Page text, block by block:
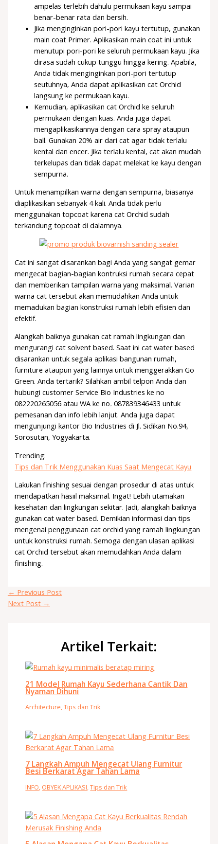
ampelas terlebih dahulu permukaan kayu sampai
benar-benar rata dan bersih.
Jika menginginkan pori-pori kayu tertutup, gunakan
main coat Primer. Aplikasikan main coat ini untuk
menutupi pori-pori ke seluruh permukaan kayu. Jika
dirasa sudah cukup tunggu hingga kering. Apabila,
Anda tidak menginginkan pori-pori tertutup
seutuhnya, Anda dapat aplikasikan cat Orchid
langsung ke permukaan kayu.
Kemudian, aplikasikan cat Orchid ke seluruh
permukaan dengan kuas. Anda juga dapat
mengaplikasikannya dengan cara spray ataupun
ball. Gunakan 20% air dari cat agar tidak terlalu
kental dan encer. Jika terlalu kental, cat akan mudah
terkelupas dan tidak dapat melekat ke kayu dengan
sempurna.
Untuk menampilkan warna dengan sempurna, biasanya
diaplikasikan sebanyak 4 kali. Anda tidak perlu
menggunakan topcoat karena cat Orchid sudah
terkandung topcoat di dalamnya.
Cat ini sangat disarankan bagi Anda yang sangat gemar
mengecat bagian-bagian kontruksi rumah secara cepat
dan memberikan tampilan warna yang maksimal. Varian
warna cat tersebut akan memudahkan Anda untuk
memadukan bagian konstruksi rumah lebih efisien dan
efektif.
Alangkah baiknya gunakan cat ramah lingkungan dan
mengurangi cat solvent based. Saat ini cat water based
disarankan untuk segala aplikasi bangunan rumah,
furniture ataupun yang lainnya untuk menggerakkan Go
Green. Anda tertarik? Silahkan ambil telpon Anda dan
hubungi customer Service Bio Industries ke no
082220265056 atau WA ke no. 087839346433 untuk
pemesanan dan info lebih lanjut. Anda juga dapat
mengunjungi kantor Bio Industries di Jl. Sidikan No.94,
Sorosutan, Yogyakarta.
Trending:
Tips dan Trik Menggunakan Kuas Saat Mengecat Kayu
Lakukan finishing sesuai dengan prosedur di atas untuk
mendapatkan hasiil maksimal. Ingat! Lebih utamakan
kesehatan dan lingkungan sekitar. Jadi, alangkah baiknya
gunakan cat water based. Demikian informasi dan tips
mengenai penggunaan cat orchid yang ramah lingkungan
untuk konstruksi rumah. Semoga dengan ulasan aplikasi
cat Orchid tersebut akan memudahkan Anda dalam
finishing.
← Previous Post
Next Post →
Artikel Terkait:
21 Model Rumah Kayu Sederhana Cantik Dan
Nyaman Dihuni
Architecture,Tips dan Trik
7 Langkah Ampuh Mengecat Ulang Furnitur
Besi Berkarat Agar Tahan Lama
INFO, OBYEK APLIKASI,Tips dan Trik